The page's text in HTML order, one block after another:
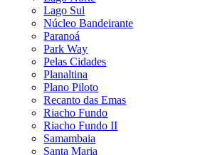
Lago Sul
Núcleo Bandeirante
Paranoá
Park Way
Pelas Cidades
Planaltina
Plano Piloto
Recanto das Emas
Riacho Fundo
Riacho Fundo II
Samambaia
Santa Maria